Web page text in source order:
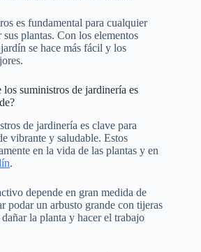
es fundamental para cualquier
plantas. Con los elementos
se hace más fácil y los
suministros de jardinería es
de jardinería es clave para
vibrante y saludable. Estos
en la vida de las plantas y en
.
depende en gran medida de
podar un arbusto grande con tijeras
la planta y hacer el trabajo